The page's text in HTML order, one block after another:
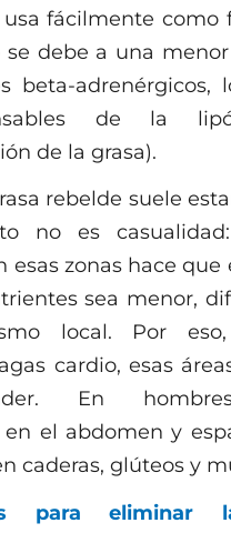
fácilmente como
se debe a una
beta-adrenérgicos,
de la
de la grasa).
rebelde suele
no es
esas zonas hace que
sea menor,
local. Por
cardio, esas
En
en el abdomen y
caderas, glúteos y
para eliminar